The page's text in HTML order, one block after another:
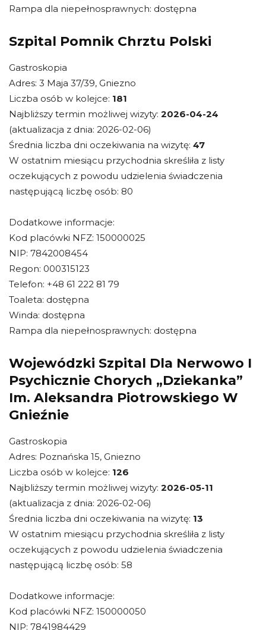
Rampa dla niepełnosprawnych: dostępna
Szpital Pomnik Chrztu Polski
Gastroskopia
Adres: 3 Maja 37/39, Gniezno
Liczba osób w kolejce: 181
Najbliższy termin możliwej wizyty: 2026-04-24
(aktualizacja z dnia: 2026-02-06)
Średnia liczba dni oczekiwania na wizytę: 47
W ostatnim miesiącu przychodnia skreśliła z listy
oczekujących z powodu udzielenia świadczenia
następującą liczbę osób: 80
Dodatkowe informacje:
Kod placówki NFZ: 150000025
NIP: 7842008454
Regon: 000315123
Telefon: +48 61 222 81 79
Toaleta: dostępna
Winda: dostępna
Rampa dla niepełnosprawnych: dostępna
Wojewódzki Szpital Dla Nerwowo I
Psychicznie Chorych „Dziekanka”
Im. Aleksandra Piotrowskiego W
Gnieźnie
Gastroskopia
Adres: Poznańska 15, Gniezno
Liczba osób w kolejce: 126
Najbliższy termin możliwej wizyty: 2026-05-11
(aktualizacja z dnia: 2026-02-06)
Średnia liczba dni oczekiwania na wizytę: 13
W ostatnim miesiącu przychodnia skreśliła z listy
oczekujących z powodu udzielenia świadczenia
następującą liczbę osób: 58
Dodatkowe informacje:
Kod placówki NFZ: 150000050
NIP: 7841984429